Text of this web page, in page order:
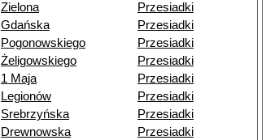
Zielona
Przesiadki
Gdańska
Przesiadki
Pogonowskiego
Przesiadki
Żeligowskiego
Przesiadki
1 Maja
Przesiadki
Legionów
Przesiadki
Srebrzyńska
Przesiadki
Drewnowska
Przesiadki